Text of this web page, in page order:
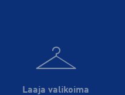
Laaja valikoima